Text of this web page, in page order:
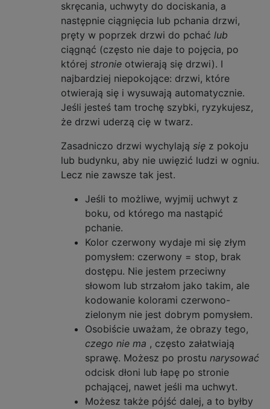
skręcania, uchwyty do dociskania, a
następnie ciągnięcia lub pchania drzwi,
pręty w poprzek drzwi do pchać lub
ciągnąć (często nie daje to pojęcia, po
której stronie otwierają się drzwi). I
najbardziej niepokojące: drzwi, które
otwierają się i wysuwają automatycznie.
Jeśli jesteś tam trochę szybki, ryzykujesz,
że drzwi uderzą cię w twarz.
Zasadniczo drzwi wychylają się z pokoju
lub budynku, aby nie uwięzić ludzi w ogniu.
Lecz nie zawsze tak jest.
Jeśli to możliwe, wyjmij uchwyt z
boku, od którego ma nastąpić
pchanie.
Kolor czerwony wydaje mi się złym
pomysłem: czerwony = stop, brak
dostępu. Nie jestem przeciwny
słowom lub strzałom jako takim, ale
kodowanie kolorami czerwono-
zielonym nie jest dobrym pomysłem.
Osobiście uważam, że obrazy tego,
czego nie ma , często załatwiają
sprawę. Możesz po prostu narysować
odcisk dłoni lub łapę po stronie
pchającej, nawet jeśli ma uchwyt.
Możesz także pójść dalej, a to byłby